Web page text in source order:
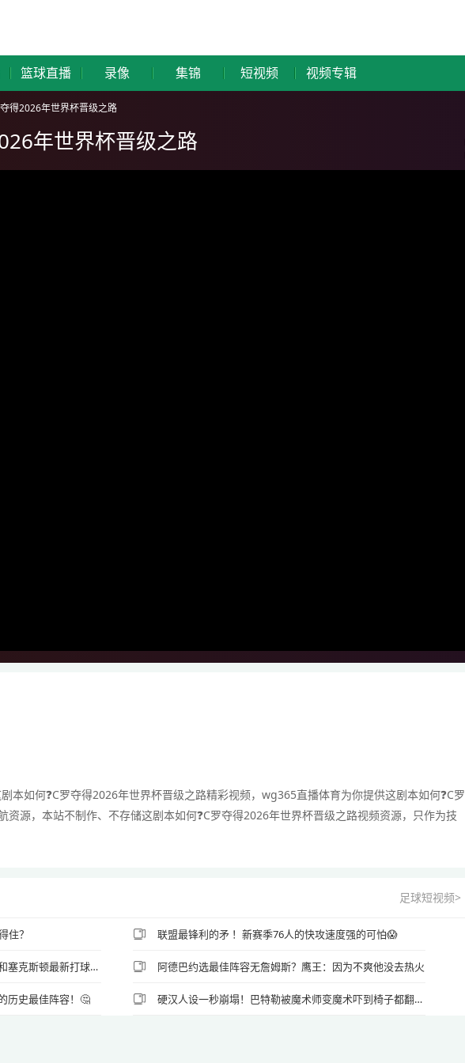
篮球直播 录像 集锦 短视频 视频专辑
得2026年世界杯晋级之路
年世界杯晋级之路
本如何❓️C罗夺得2026年世界杯晋级之路精彩视频，wg365直播体育为你提供这剧本如何❓️C罗
源，本站不制作、不存储这剧本如何❓️C罗夺得2026年世界杯晋级之路视频资源，只作为技
足球短视频>
住？ 联盟最锋利的矛 ！新赛季76人的快攻速度强的可怕😱
能否扛起球队重任？湖人新援凯斯勒和塞克斯顿最新打球视频曝光 阿德巴约选最佳阵容无詹姆斯？鹰王：因为不爽他没去热火
历史最佳阵容！🤔 硬汉人设一秒崩塌！巴特勒被魔术师变魔术吓到椅子都翻了🤣